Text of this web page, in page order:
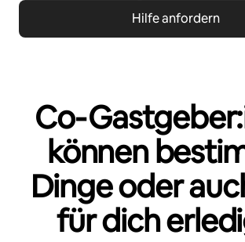
Hilfe anfordern
können
Dinge oder
für dich